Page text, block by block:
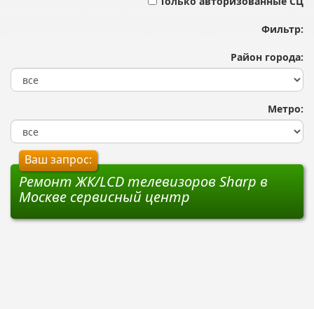
Фильтр:
Район города:
Метро:
Ваш запрос:
Ремонт ЖК/LCD телевизоров Sharp в
Москве сервисный центр